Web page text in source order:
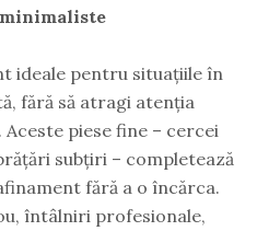
ideale pentru situațiile în
fără să atragi atenția
piese fine – cercei
subțiri – completează
fără a o încărca.
întâlniri profesionale,